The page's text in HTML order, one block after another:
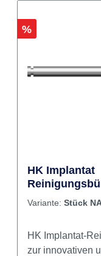
Rabatt
%
HK Implantat
NANO
Variante: Stück
HK Implantat-
zur innovativen